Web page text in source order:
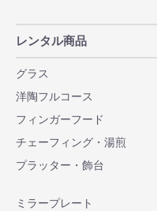
レンタル商品
グラス
洋陶フルコース
フィンガーフード
チェーフィング・湯煎
プラッター・飾台
ミラープレート